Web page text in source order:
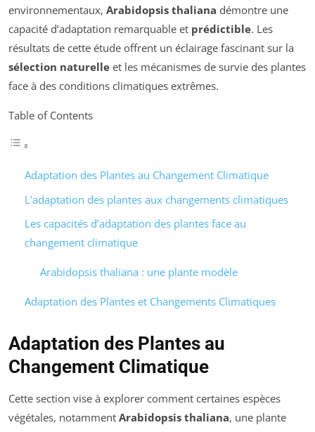
environnementaux, Arabidopsis thaliana démontre une
capacité d’adaptation remarquable et prédictible. Les
résultats de cette étude offrent un éclairage fascinant sur la
sélection naturelle et les mécanismes de survie des plantes
face à des conditions climatiques extrêmes.
Table of Contents
Adaptation des Plantes au Changement Climatique
L’adaptation des plantes aux changements climatiques
Les capacités d’adaptation des plantes face au
changement climatique
Arabidopsis thaliana : une plante modèle
Adaptation des Plantes et Changements Climatiques
Adaptation des Plantes au
Changement Climatique
Cette section vise à explorer comment certaines espèces
végétales, notamment Arabidopsis thaliana, une plante